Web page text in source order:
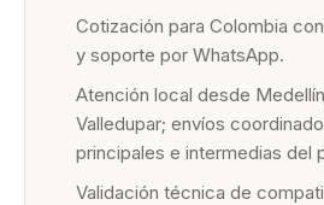
Cotización para Colombia
y soporte por WhatsApp.
Atención local desde
Valledupar; envíos
principales e intermedias del
Validación técnica de